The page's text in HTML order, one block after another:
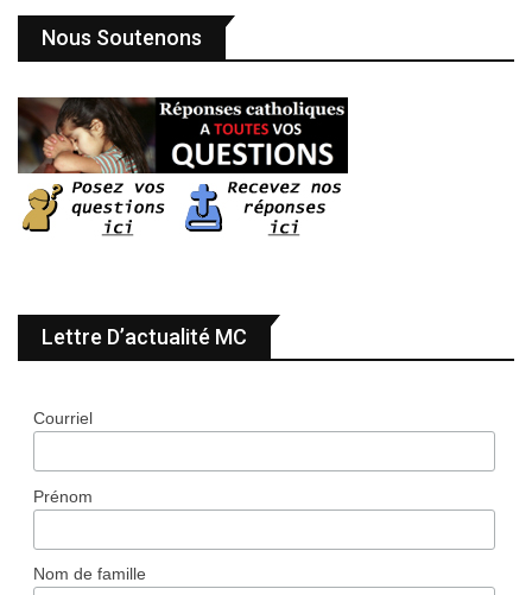
Nous Soutenons
Lettre D’actualité MC
Courriel
Prénom
Nom de famille